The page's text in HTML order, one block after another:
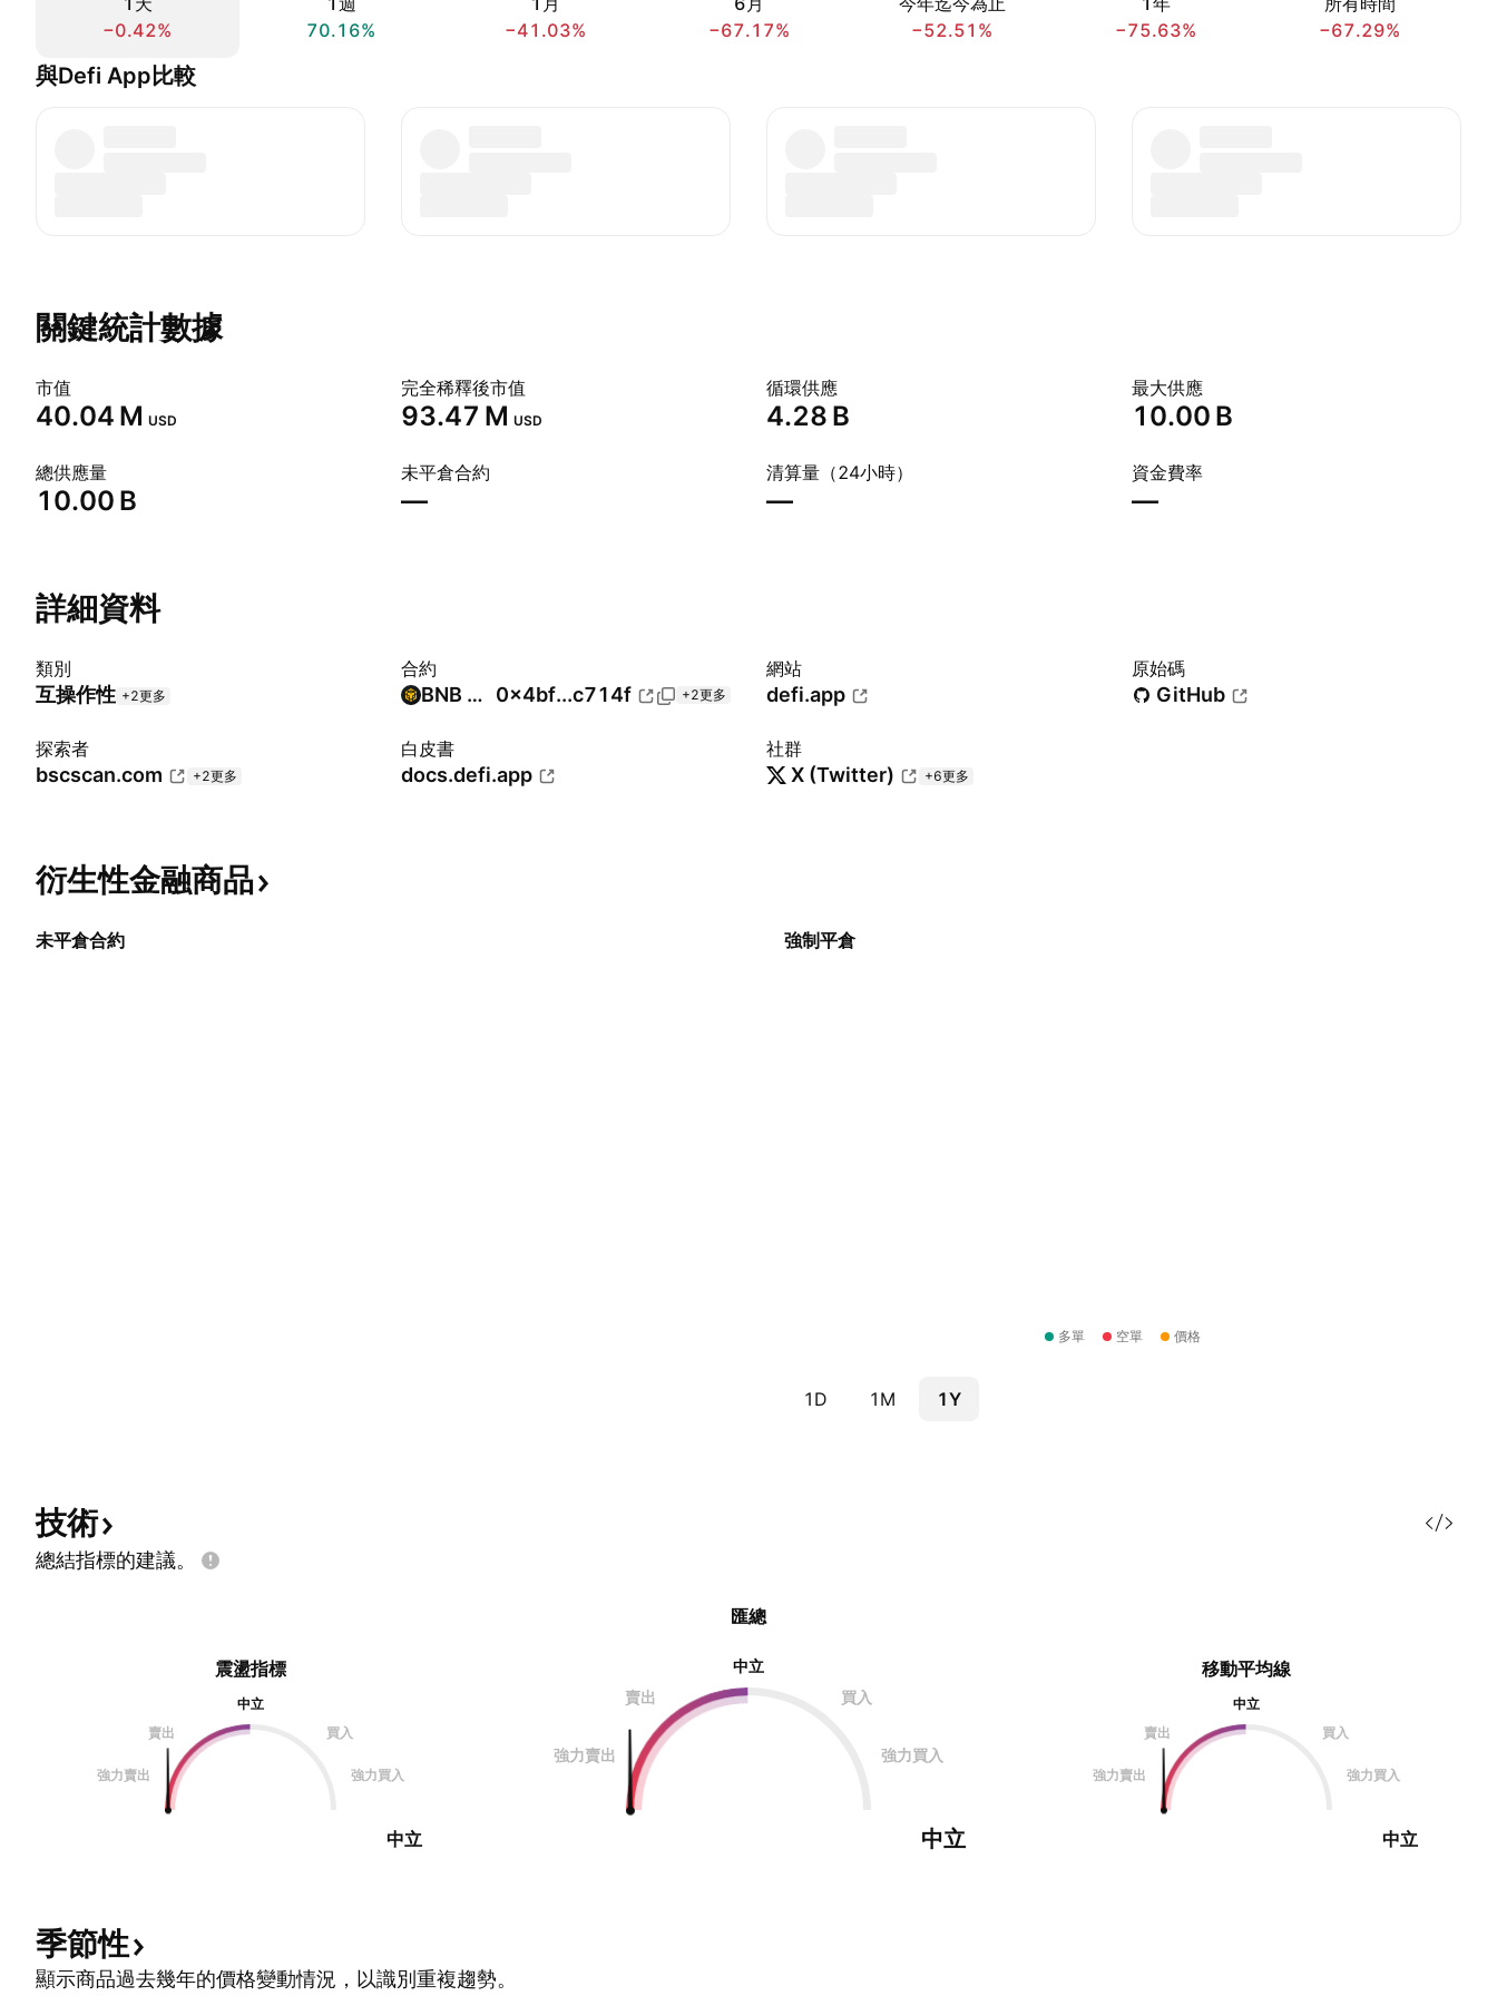
−0.42%
70.16%
−41.03%
−67.17%
−52.51%
−75.63%
−67.29%
與Defi App比較
關鍵統計數據
市值
‪40.04 M‬ USD
完全稀釋後市值
‪93.47 M‬ USD
循環供應
‪4.28 B‬
最大供應
‪10.00 B‬
總供應量
‪10.00 B‬
未平倉合約
—
清算量（24小時）
—
資金費率
—
詳細資料
類別
互操作性 +2更多
合約
BNB Smart Chain (BEP20) 0x4bf...c714f +2更多
網站
defi.app
原始碼
GitHub
探索者
bscscan.com +2更多
白皮書
docs.defi.app
社群
X (Twitter) +6更多
衍生性金融商品
未平倉合約 強制平倉
多單 空單 價格
1D 1M 1Y
技術
總結指標的建議。
震盪指標
中立
賣出
買入
強力賣出 強力買入
中立
匯總
中立
賣出
買入
強力賣出 強力買入
中立
移動平均線
中立
賣出
買入
強力賣出 強力買入
中立
季節性
顯示商品過去幾年的價格變動情況，以識別重複趨勢。